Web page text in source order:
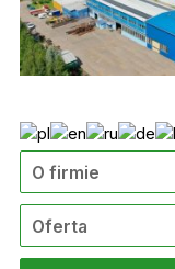
O firmie
Oferta